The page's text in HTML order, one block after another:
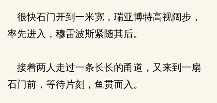
很快石门开到一米宽，瑞亚博特高视阔步，
率先进入，穆雷波斯紧随其后。
接着两人走过一条长长的甬道，又来到一扇
石门前，等待片刻，鱼贯而入。